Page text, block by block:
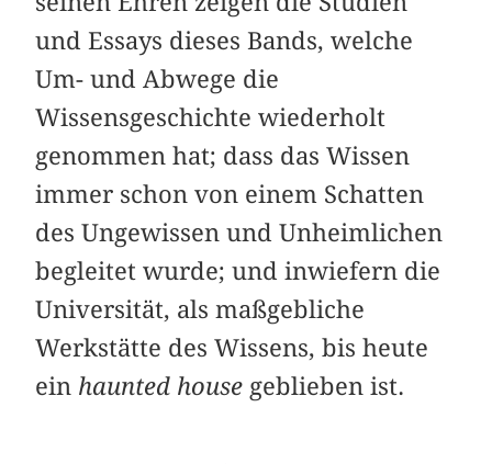
und Essays dieses Bands, welche
Um- und Abwege die
Wissensgeschichte wiederholt
genommen hat; dass das Wissen
immer schon von einem Schatten
des Ungewissen und Unheimlichen
begleitet wurde; und inwiefern die
Universität, als maßgebliche
Werkstätte des Wissens, bis heute
ein haunted house geblieben ist.